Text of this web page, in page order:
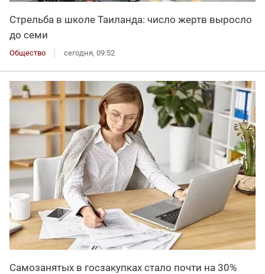
Стрельба в школе Таиланда: число жертв выросло
до семи
Общество сегодня, 09:52
Самозанятых в госзакупках стало почти на 30%